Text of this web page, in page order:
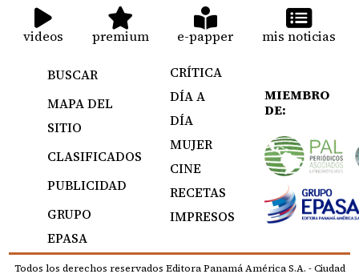
videos premium e-papper mis noticias
BUSCAR
MAPA DEL
SITIO
CLASIFICADOS
PUBLICIDAD
GRUPO
EPASA
CRÍTICA
DÍA A
DÍA
MUJER
CINE
RECETAS
IMPRESOS
MIEMBRO
DE:
Todos los derechos reservados Editora Panamá América S.A. - Ciudad